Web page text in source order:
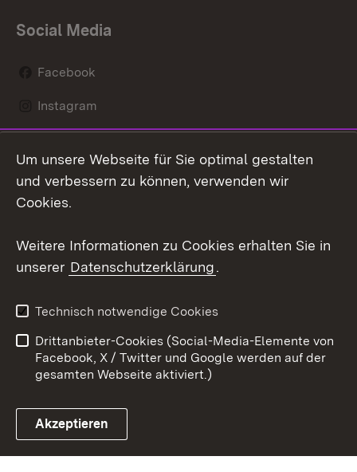
Social Media
Facebook
Instagram
Mastodon
Youtube
Link zum Landesportal
Kontakt
Datenschutz
Barrierefreiheit
Impressum Cookies
Um unsere Webseite für Sie optimal gestalten
und verbessern zu können, verwenden wir
Cookies.
Weitere Informationen zu Cookies erhalten Sie in
unserer Datenschutzerklärung.
Technisch notwendige Cookies
Drittanbieter-Cookies (Social-Media-Elemente von
Facebook, X / Twitter und Google werden auf der
gesamten Webseite aktiviert.)
Akzeptieren